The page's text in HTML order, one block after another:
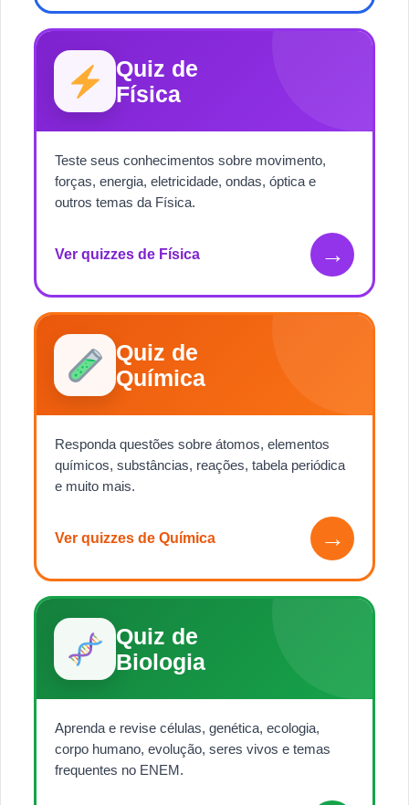
Quiz de
Física
Teste seus conhecimentos sobre movimento,
forças, energia, eletricidade, ondas, óptica e
outros temas da Física.
Ver quizzes de Física →
Quiz de
Química
Responda questões sobre átomos, elementos
químicos, substâncias, reações, tabela periódica
e muito mais.
Ver quizzes de Química →
Quiz de
Biologia
Aprenda e revise células, genética, ecologia,
corpo humano, evolução, seres vivos e temas
frequentes no ENEM.